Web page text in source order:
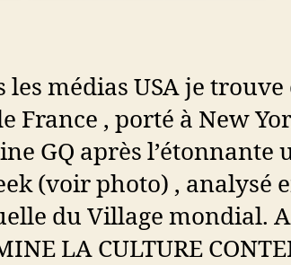
médias USA je
France , porté à New
GQ après l’étonnante
(voir photo) , analysé
du Village mondial.
LA CULTURE